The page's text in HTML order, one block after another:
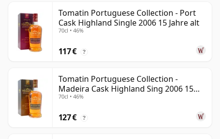
Tomatin Portuguese Collection - Port
Cask Highland Single 2006 15 Jahre alt
70cl • 46%
117 € ?
Tomatin Portuguese Collection -
Madeira Cask Highland Sing 2006 15
Jahre alt
70cl • 46%
127 € ?